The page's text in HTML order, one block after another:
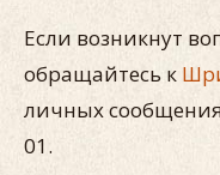
Если возникнут
обращайтесь к
личных
01.